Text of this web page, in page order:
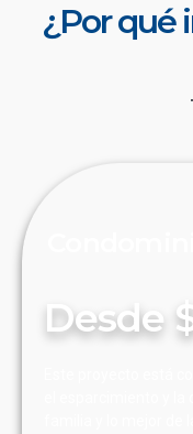
¿Por qué
Desde